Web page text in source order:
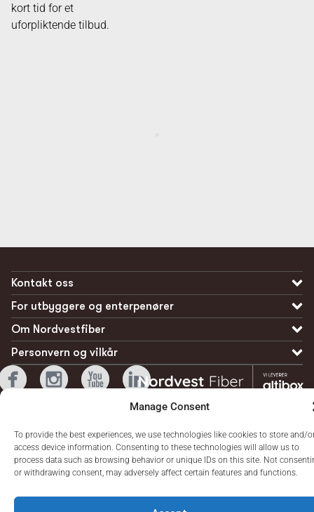
Manage Consent
To provide the best experiences, we use technologies like cookies to store and/
access device information. Consenting to these technologies will allow us to
process data such as browsing behavior or unique IDs on this site. Not
or withdrawing consent, may adversely affect certain features and functions.
kort tid for et
uforpliktende tilbud.
Kontakt oss
For utbyggere og enterpenører
Om Nordvestfiber
Personvern og vilkår